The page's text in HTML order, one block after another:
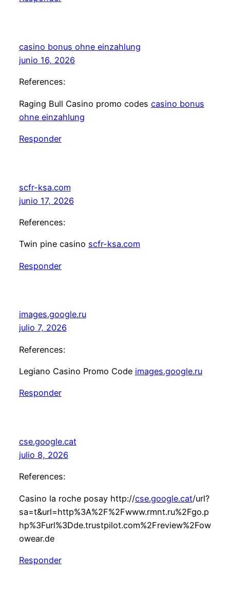
casino bonus ohne einzahlung
junio 16, 2026
References:
Raging Bull Casino promo codes casino bonus
ohne einzahlung
Responder
scfr-ksa.com
junio 17, 2026
References:
Twin pine casino scfr-ksa.com
Responder
images.google.ru
julio 7, 2026
References:
Legiano Casino Promo Code images.google.ru
Responder
cse.google.cat
julio 8, 2026
References:
Casino la roche posay http://cse.google.cat/url?
sa=t&url=http%3A%2F%2Fwww.rmnt.ru%2Fgo.p
hp%3Furl%3Dde.trustpilot.com%2Freview%2Fow
owear.de
Responder